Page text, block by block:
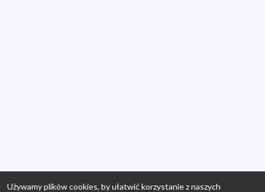
Używamy plików cookies, by ułatwić korzystanie z naszych